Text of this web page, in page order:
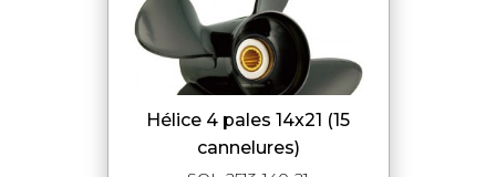
hélice 4 pales 14x21 (15
cannelures)